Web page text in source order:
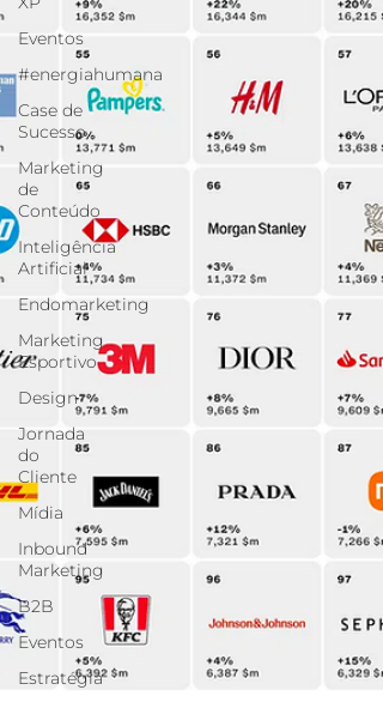
Eventos
#energiahumana
Case de
Sucesso
Marketing
de
Conteúdo
Inteligência
Artificial
Endomarketing
Marketing
Esportivo
Design
Jornada
do
Cliente
Mídia
Inbound
Marketing
B2B
Eventos
Estratégia